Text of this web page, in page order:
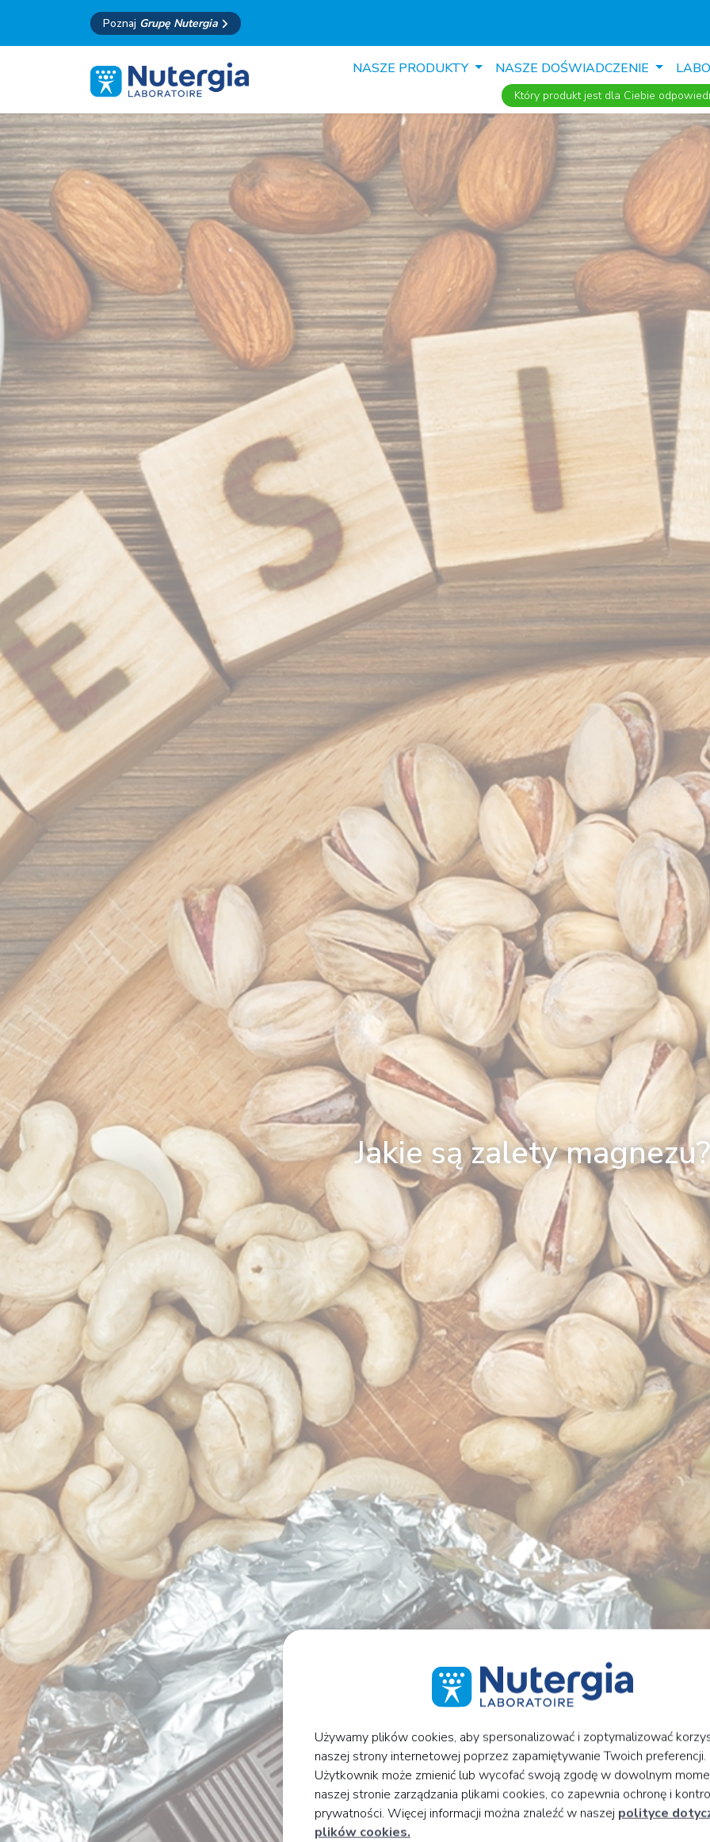
Poznaj Grupę Nutergia
NASZE PRODUKTY NASZE DOŚWIADCZENIE
Który produkt jest dla Ciebie
Jakie są zalety magnezu?
Używamy plików cookies, aby spersonalizować i zoptymalizować
naszej strony internetowej poprzez zapamiętywanie Twoich preferencji.
Użytkownik może zmienić lub wycofać swoją zgodę w dowolnym
naszej stronie zarządzania plikami cookies, co zapewnia ochronę i
prywatności. Więcej informacji można znaleźć w naszej polityce
plików cookies.